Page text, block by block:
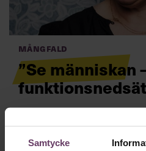
Samtycke
Sök
Mångfald
”Se människan
vald? ”Mångfald berikar,
är", säger Erika Wermeling.